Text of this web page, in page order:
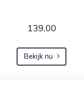
139,00
Bekijk nu